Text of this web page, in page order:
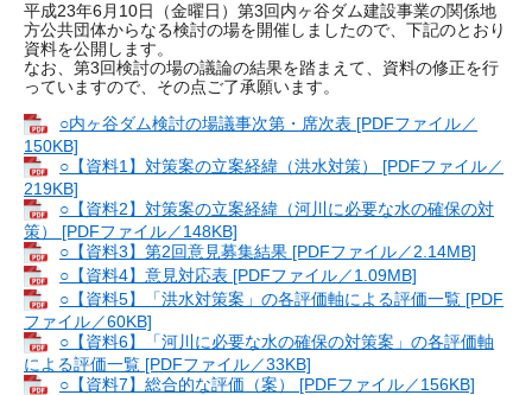
平成23年6月10日（金曜日）第3回内ヶ谷ダム建設事業の関係地
方公共団体からなる検討の場を開催しましたので、下記のとおり
資料を公開します。
なお、第3回検討の場の議論の結果を踏まえて、資料の修正を行
っていますので、その点ご了承願います。
○内ヶ谷ダム検討の場議事次第・席次表 [PDFファイル／
150KB]
○【資料1】対策案の立案経緯（洪水対策） [PDFファイル／
219KB]
○【資料2】対策案の立案経緯（河川に必要な水の確保の対
策） [PDFファイル／148KB]
○【資料3】第2回意見募集結果 [PDFファイル／2.14MB]
○【資料4】意見対応表 [PDFファイル／1.09MB]
○【資料5】「洪水対策案」の各評価軸による評価一覧 [PDF
ファイル／60KB]
○【資料6】「河川に必要な水の確保の対策案」の各評価軸
による評価一覧 [PDFファイル／33KB]
○【資料7】総合的な評価（案） [PDFファイル／156KB]